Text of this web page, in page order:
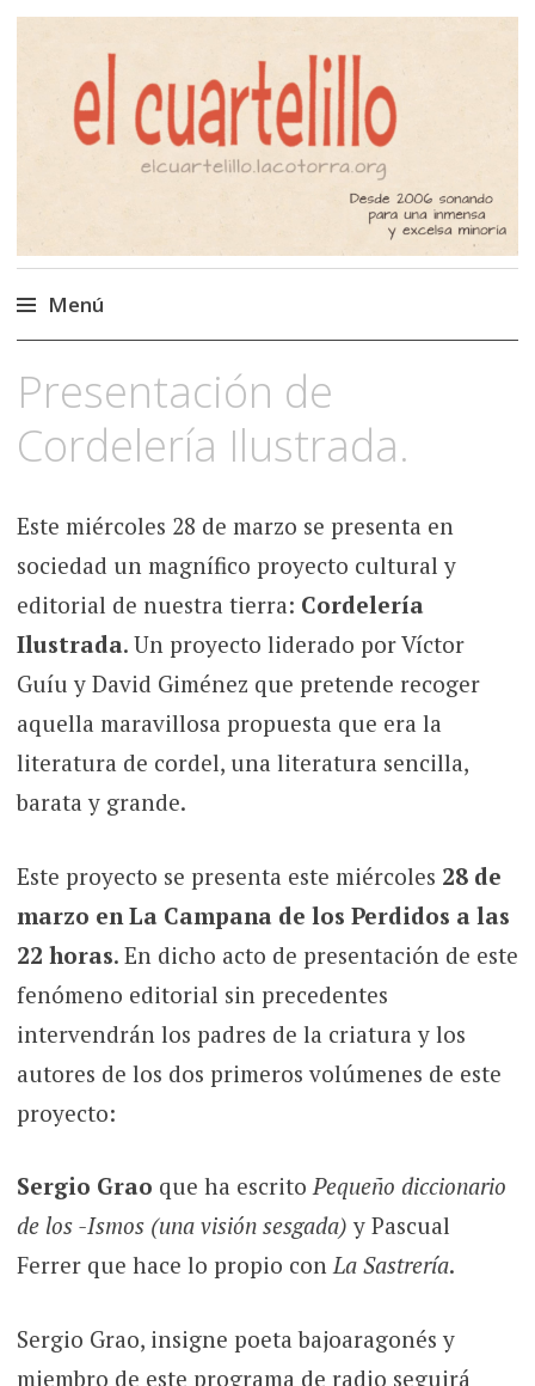
El Cuartelillo
Programa de radio de música
independiente. Podcast
Menú
al
Presentación de
Cordelería Ilustrada.
Este miércoles 28 de marzo se presenta en
sociedad un magnífico proyecto cultural y
editorial de nuestra tierra: Cordelería
Ilustrada. Un proyecto liderado por Víctor
Guíu y David Giménez que pretende recoger
aquella maravillosa propuesta que era la
literatura de cordel, una literatura sencilla,
barata y grande.
Este proyecto se presenta este miércoles 28 de
marzo en La Campana de los Perdidos a las
22 horas. En dicho acto de presentación de este
fenómeno editorial sin precedentes
intervendrán los padres de la criatura y los
autores de los dos primeros volúmenes de este
proyecto:
Sergio Grao que ha escritoPequeño diccionario
de los -Ismos (una visión sesgada) y Pascual
Ferrer que hace lo propio conLa Sastrería.
Sergio Grao, insigne poeta bajoaragonés y
miembro de este programa de radio seguirá